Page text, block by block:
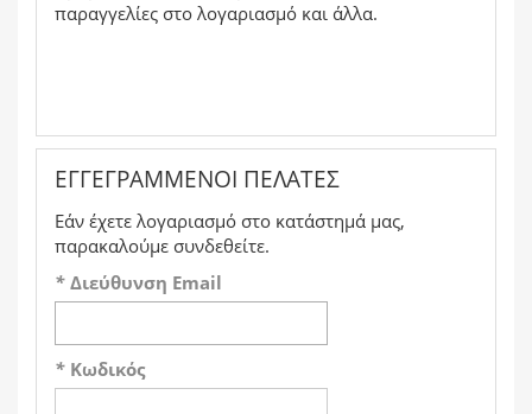
παραγγελίες στο λογαριασμό και άλλα.
ΕΓΓΕΓΡΑΜΜΈΝΟΙ ΠΕΛΆΤΕΣ
Εάν έχετε λογαριασμό στο κατάστημά μας,
παρακαλούμε συνδεθείτε.
* Διεύθυνση Email
* Κωδικός